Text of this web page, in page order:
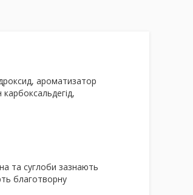
ароматизатор
карбоксальдегід,
та суглоби зазнають
благотворну